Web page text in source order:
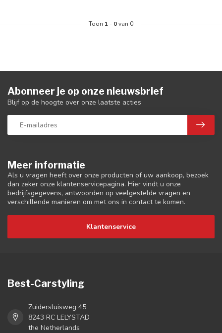
Toon 1 - 0van 0
Meer informatie
Als u vragen heeft over onze producten of uw aankoop, bezoek
dan zeker onze klantenservicepagina. Hier vindt u onze
bedrijfsgegevens, antwoorden op veelgestelde vragen en
verschillende manieren om met ons in contact te komen.
Klantenservice
Abonneer je op onze nieuwsbrief
Blijf op de hoogte over onze laatste acties
Best-Carstyling
Zuidersluisweg 45
8243 RC LELYSTAD
the Netherlands